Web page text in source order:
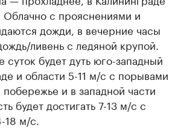
Облачно с прояснениями и
дожди, в вечерние часы
ливень с ледяной крупой.
суток будет дуть юго-западный
и области 5-11 м/с с порывами
и в западной части
будет достигать 7-13 м/с с
м/с.